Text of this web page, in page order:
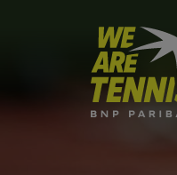
We
are
Tennis
by
BNP